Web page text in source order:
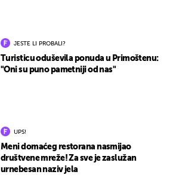
JESTE LI PROBALI?
Turisticu oduševila ponuda u Primoštenu:
"Oni su puno pametniji od nas"
UPS!
Meni domaćeg restorana nasmijao
društvene mreže! Za sve je zaslužan
urnebesan naziv jela